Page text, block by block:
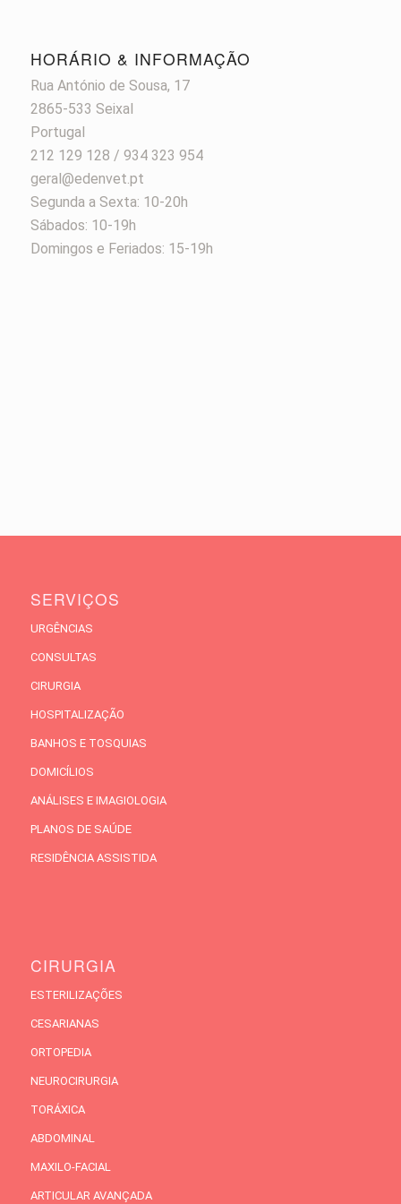
HORÁRIO & INFORMAÇÃO
Rua António de Sousa, 17
2865-533 Seixal
Portugal
212 129 128 / 934 323 954
geral@edenvet.pt
Segunda a Sexta: 10-20h
Sábados: 10-19h
Domingos e Feriados: 15-19h
SERVIÇOS
URGÊNCIAS
CONSULTAS
CIRURGIA
HOSPITALIZAÇÃO
BANHOS E TOSQUIAS
DOMICÍLIOS
ANÁLISES E IMAGIOLOGIA
PLANOS DE SAÚDE
RESIDÊNCIA ASSISTIDA
CIRURGIA
ESTERILIZAÇÕES
CESARIANAS
ORTOPEDIA
NEUROCIRURGIA
TORÁXICA
ABDOMINAL
MAXILO-FACIAL
ARTICULAR AVANÇADA